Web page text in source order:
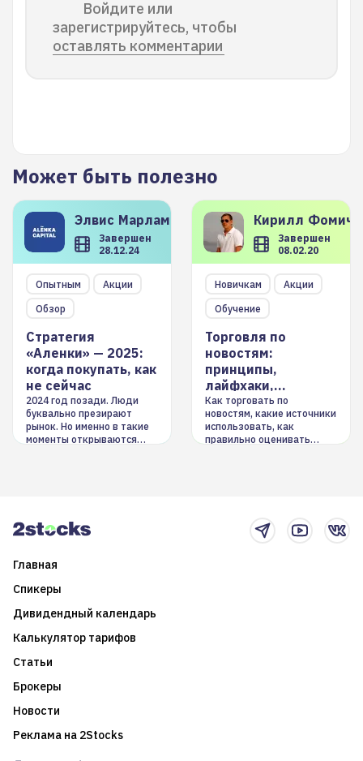
Войдите или
зарегистрируйтесь, чтобы
оставлять комментарии
Может быть полезно
Элвис Марламов
Завершен
28.12.24
Опытным
Акции
Обзор
Стратегия
«Аленки» — 2025:
когда покупать, как
не сейчас
2024 год позади. Люди
буквально презирают
рынок. Но именно в такие
моменты открываются
Кирилл
Завершен
08.02.20
Новичкам
Акции
Обучение
Торговля по
новостям:
принципы,
лайфхаки,
инструменты
Как торговать по
новостям, какие источники
использовать, как
правильно оценивать
Главная
Спикеры
Дивидендный календарь
Калькулятор тарифов
Статьи
Брокеры
Новости
Реклама на 2Stocks